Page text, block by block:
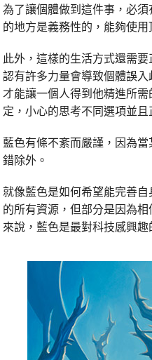
為了讓個體做到這件事，必
的地方是義務性的，能夠使
此外，這樣的生活方式還需
認有許多力量會導致個體誤
才能讓一個人得到他精進所
定，小心的思考不同選項並
藍色有條不紊而嚴謹，因為
錯除外。
就像藍色是如何希望能完善
的所有資源，但部分是因為
來說，藍色是最對科技感興